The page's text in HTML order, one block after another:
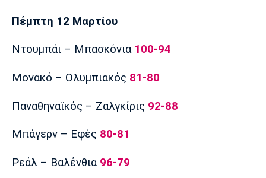
Γιουνάιτεντ
Λίβερπουλ
Μάντσεστερ
Πέμπτη 12 Μαρτίου
Ντουμπάι – Μπασκόνια 100-94
Μονακό – Ολυμπιακός 81-80
Παναθηναϊκός – Ζαλγκίρις 92-88
Μπάγερν – Εφές 80-81
Ρεάλ – Βαλένθια 96-79